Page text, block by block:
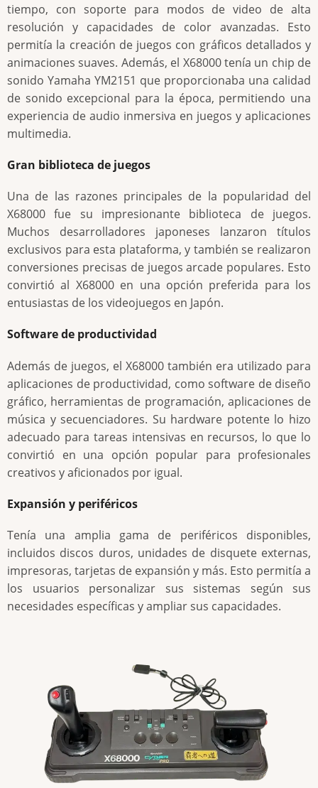
tiempo, con soporte para modos de video de alta
resolución y capacidades de color avanzadas. Esto
permitía la creación de juegos con gráficos detallados y
animaciones suaves. Además, el X68000 tenía un chip de
sonido Yamaha YM2151 que proporcionaba una calidad
de sonido excepcional para la época, permitiendo una
experiencia de audio inmersiva en juegos y aplicaciones
multimedia.
Gran biblioteca de juegos
Una de las razones principales de la popularidad del
X68000 fue su impresionante biblioteca de juegos.
Muchos desarrolladores japoneses lanzaron títulos
exclusivos para esta plataforma, y también se realizaron
conversiones precisas de juegos arcade populares. Esto
convirtió al X68000 en una opción preferida para los
entusiastas de los videojuegos en Japón.
Software de productividad
Además de juegos, el X68000 también era utilizado para
aplicaciones de productividad, como software de diseño
gráfico, herramientas de programación, aplicaciones de
música y secuenciadores. Su hardware potente lo hizo
adecuado para tareas intensivas en recursos, lo que lo
convirtió en una opción popular para profesionales
creativos y aficionados por igual.
Expansión y periféricos
Tenía una amplia gama de periféricos disponibles,
incluidos discos duros, unidades de disquete externas,
impresoras, tarjetas de expansión y más. Esto permitía a
los usuarios personalizar sus sistemas según sus
necesidades específicas y ampliar sus capacidades.